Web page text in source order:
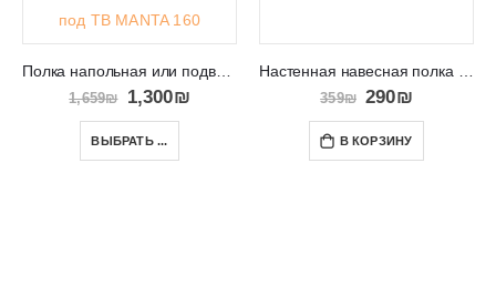
Полка напольная или подвесная для аппаратуры под ТВ MANTA 160
1,659₪ 1,300₪
ВЫБРАТЬ ...
359₪ 290₪
В КОРЗИНУ